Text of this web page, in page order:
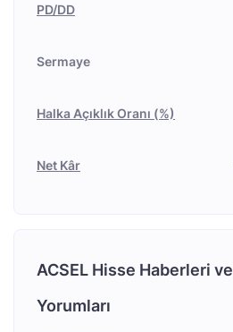
PD/DD
Sermaye
Halka Açıklık Oranı (%)
Net Kâr
ACSEL Hisse Haberleri ve
Yorumları